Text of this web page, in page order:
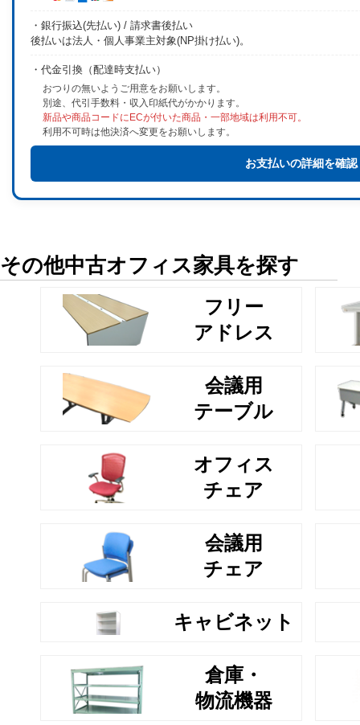
・銀行振込(先払い) / 請求書後払い
後払いは法人・個人事業主対象(NP掛け払い)。
・代金引換（配達時支払い）
おつりの無いようご用意をお願いします。
別途、代引手数料・収入印紙代がかかります。
新品や商品コードにECが付いた商品・一部地域は利用不可。
利用不可時は他決済へ変更をお願いします。
お支払いの詳細を確認
その他中古オフィス家具を探す
フリー
アドレス
会議用
テーブル
オフィス
チェア
会議用
チェア
キャビネット
倉庫・
物流機器